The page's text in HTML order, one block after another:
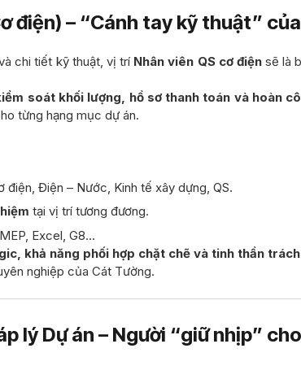
điện) – “Cánh tay kỹ thuật”
chi tiết kỹ thuật, vị trí Nhân viên QS cơ điệnsẽ là
soát khối lượng, hồ sơ thanh toán và hoàn
từng hạng mục dự án.
điện, Điện – Nước, Kinh tế xây dựng, QS.
tại vị trí tương đương.
Excel, G8…
khả năng phối hợp chặt chẽ và tinh thần
nghiệp của Cát Tường.
lý Dự án – Người “giữ nhịp”